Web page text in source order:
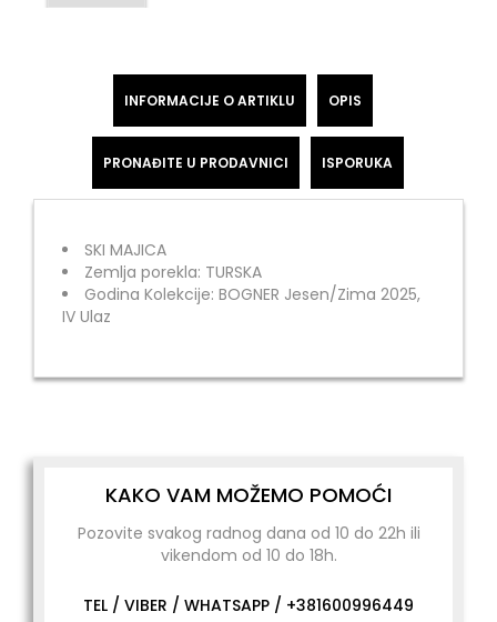
INFORMACIJE O ARTIKLU OPIS
PRONAĐITE U PRODAVNICI ISPORUKA
SKI MAJICA
Zemlja porekla: TURSKA
Godina Kolekcije: BOGNER Jesen/Zima 2025,
IV Ulaz
KAKO VAM MOŽEMO POMOĆI
Pozovite svakog radnog dana od 10 do 22h ili
vikendom od 10 do 18h.
TEL / VIBER / WHATSAPP / +381600996449